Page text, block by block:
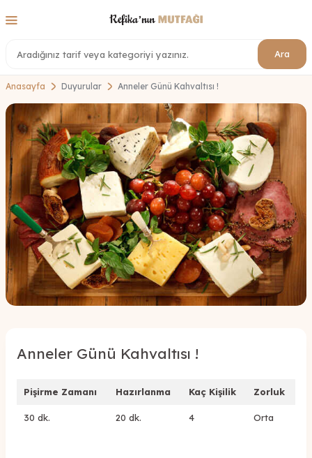
Ara
Anasayfa Duyurular Anneler Günü Kahvaltısı !
Anneler Günü Kahvaltısı !
Pişirme Zamanı Hazırlanma Kaç Kişilik Zorluk
30 dk. 20 dk. 4 Orta